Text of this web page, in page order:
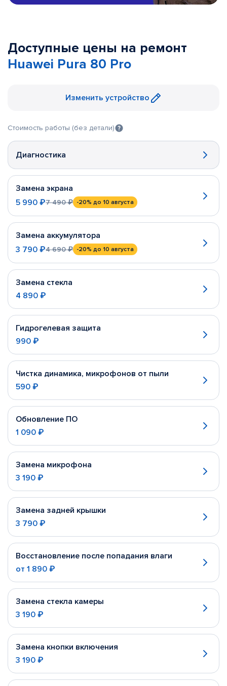
Доступные цены на ремонт
Huawei Pura 80 Pro
Изменить устройство
Стоимость работы (без детали)
Диагностика
Замена экрана
5 990 ₽7 490 ₽ -20% до 10 августа
Замена аккумулятора
3 790 ₽4 690 ₽ -20% до 10 августа
Замена стекла
4 890 ₽
Гидрогелевая защита
990 ₽
Чистка динамика, микрофонов от пыли
590 ₽
Обновление ПО
1 090 ₽
Замена микрофона
3 190 ₽
Замена задней крышки
3 790 ₽
Восстановление после попадания влаги
от 1 890 ₽
Замена стекла камеры
3 190 ₽
Замена кнопки включения
3 190 ₽